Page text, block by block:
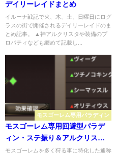
デイリーレイドまとめ
イルーナ戦記で火、木、土、日曜日にログ
ラスの街で開催されるデイリーレイドのま
とめ記事。 ▲神アルクリスタや装備のプ
ロパティなども纏めて記載し...
モスゴーレム専用パラディン
モスゴーレム専用回避型パラデ
ィン・ステ振り＆アルクリスタ
＆レリック
モスゴーレムを多く狩る事に特化した通称